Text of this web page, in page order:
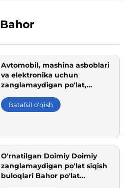
Bahor
Avtomobil, mashina asboblari
va elektronika uchun
zanglamaydigan po'lat,
xil maxsus shaklda ko'chirilgan
buloqlar
Batafsil o'qish
O'rnatilgan Doimiy Doimiy
zanglamaydigan po'lat siqish
buloqlari Bahor po'lat